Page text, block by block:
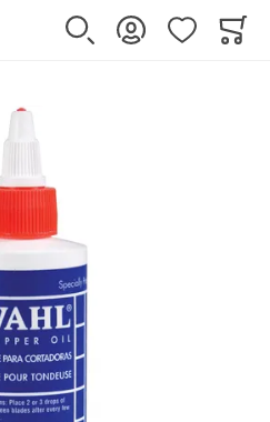
Szukaj Zaloguj sięUlubione